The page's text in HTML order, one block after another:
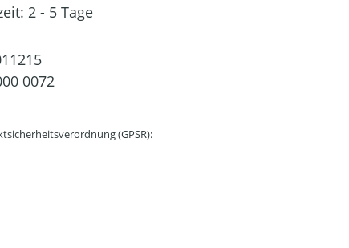
2 - 5 Tage
0072
(GPSR):